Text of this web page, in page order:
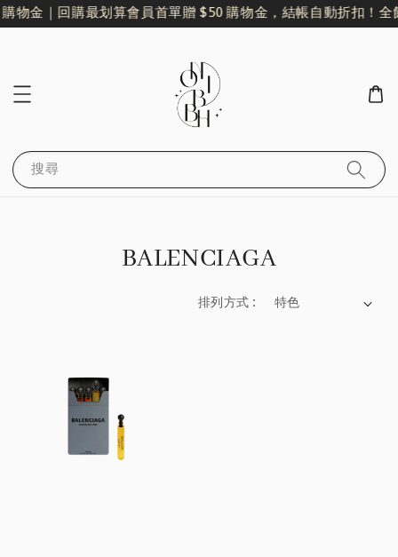
物金｜回購最划算會員首單贈 $50 購物金，結帳自動折扣！ 全
搜尋
BALENCIAGA
排列方式 :